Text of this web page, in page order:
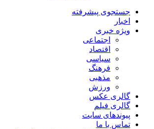
جستجوی پیشرفته
اخبار
ویژه خبری
اجتماعی
اقتصاد
سیاسی
فرهنگ
مذهبی
ورزش
گالری عکس
گالری فیلم
پیوندهای سایت
تماس با ما